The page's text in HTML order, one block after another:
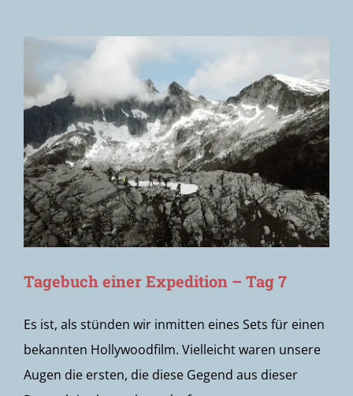
Tagebuch einer Expedition – Tag 7
Es ist, als stünden wir inmitten eines Sets für einen
bekannten Hollywoodfilm. Vielleicht waren unsere
Augen die ersten, die diese Gegend aus dieser